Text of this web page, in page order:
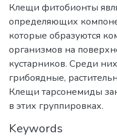
Клещи фитобионты
определяющих
которые образуются
организмов на
кустарников. Среди
грибоядные,
Клещи тарсонемиды
в этих группировках.
Keywords